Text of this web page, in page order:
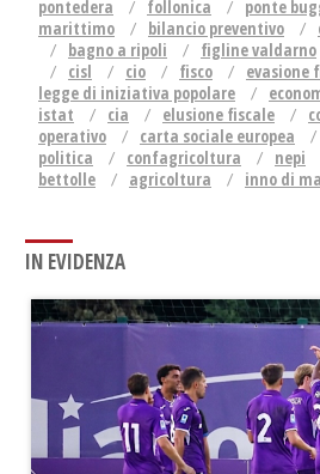
pontedera
follonica ponte
marittimo
bilancio preventivo
bagno a ripoli
figline valdarno
cisl
cio fisco evasione
legge di iniziativa popolare
istat
cia elusione fiscale
operativo
carta sociale europea
politica
confagricoltura nepi
bettolle
agricoltura inno di
IN EVIDENZA